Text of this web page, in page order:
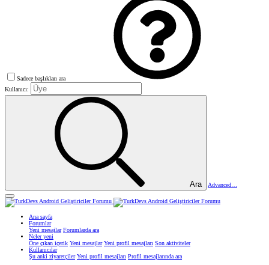
Sadece başlıkları ara
Kullanıcı:
Ara Advanced…
Ana sayfa
Forumlar
Yeni mesajlar Forumlarda ara
Neler yeni
Öne çıkan içerik Yeni mesajlar Yeni profil mesajları Son aktiviteler
Kullanıcılar
Şu anki ziyaretçiler Yeni profil mesajları Profil mesajlarında ara